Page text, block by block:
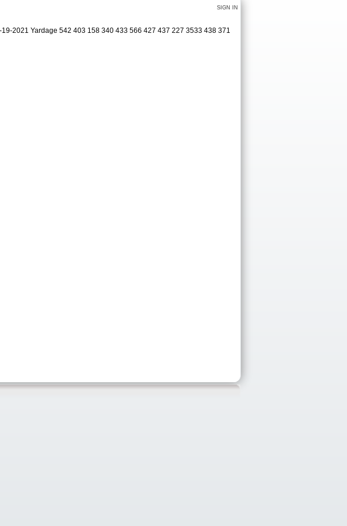
SIGN IN
2021 Yardage 542 403 158 340 433 566 427 437 227 3533 438 371